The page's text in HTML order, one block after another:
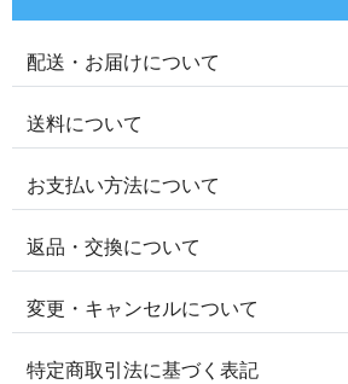
配送・お届けについて
送料について
お支払い方法について
返品・交換について
変更・キャンセルについて
特定商取引法に基づく表記